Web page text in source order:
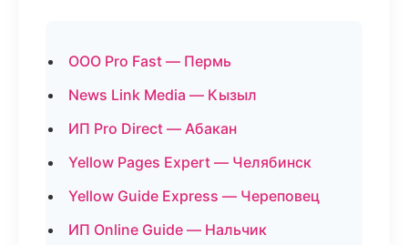
ООО Pro Fast — Пермь
News Link Media — Кызыл
ИП Pro Direct — Абакан
Yellow Pages Expert — Челябинск
Yellow Guide Express — Череповец
ИП Online Guide — Нальчик